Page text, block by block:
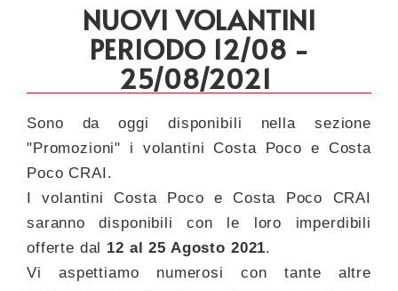
NUOVI VOLANTINI
PERIODO 12/08 -
25/08/2021
Sono da oggi disponibili nella sezione
"Promozioni" i volantini Costa Poco e Costa
Poco CRAI.
I volantini Costa Poco e Costa Poco CRAI
saranno disponibili con le loro imperdibili
offerte dal 12 al 25 Agosto 2021.
Vi aspettiamo numerosi con tante altre